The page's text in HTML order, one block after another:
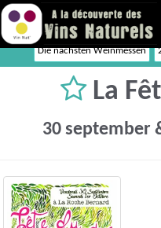
Die nächsten Weinmessen
La
30 september